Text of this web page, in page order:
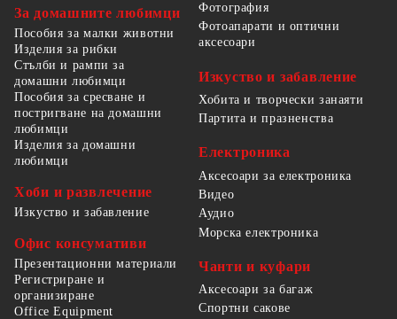
За домашните любимци
Пособия за малки животни
Изделия за рибки
Стълби и рампи за
домашни любимци
Пособия за сресване и
постригване на домашни
любимци
Изделия за домашни
любимци
Хоби и развлечение
Изкуство и забавление
Офис консумативи
Презентационни материали
Регистриране и
организиране
Office Equipment
Фотография
Фотоапарати и оптични
аксесоари
Изкуство и забавление
Хобита и творчески занаяти
Партита и празненства
Електроника
Аксесоари за електроника
Видео
Аудио
Морска електроника
Чанти и куфари
Аксесоари за багаж
Спортни сакове